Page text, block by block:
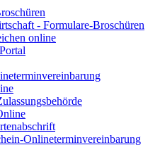
- Formulare-Broschüren
online
Onlineterminvereinbarung